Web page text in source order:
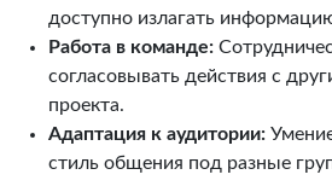
доступно излагать
Работа в команде:
согласовывать действия с
проекта.
Адаптация к аудитории:
стиль общения под разные